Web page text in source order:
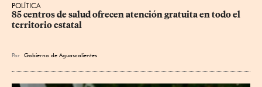
POLÍTICA
85 centros de salud ofrecen atención gratuita en todo el
territorio estatal
Por Gobierno de Aguascalientes